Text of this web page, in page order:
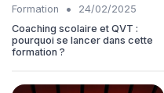
Formation •
24/02/2025
Coaching scolaire et QVT :
pourquoi se lancer dans cette
formation ?